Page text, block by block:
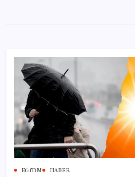
content
EĞITIM HABER